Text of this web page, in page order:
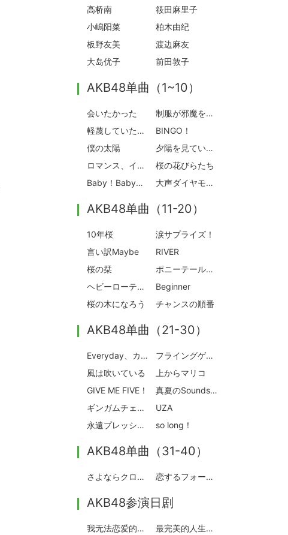
高桥南
筱田麻里子
小嶋阳菜
柏木由纪
板野友美
渡边麻友
大岛优子
前田敦子
AKB48单曲（1~10）
会いたかった
制服が邪魔をする
軽蔑していた愛情
BINGO！
僕の太陽
夕陽を見ているか？
ロマンス、イラネ
桜の花びらたち
Baby！Baby！Baby！
大声ダイヤモンド
AKB48单曲（11-20）
10年桜
涙サプライズ！
言い訳Maybe
RIVER
桜の栞
ポニーテールとシュシュ
ヘビーローテーション
Beginner
桜の木になろう
チャンスの順番
AKB48单曲（21-30）
Everyday、カチューシャ
フライングゲット
風は吹いている
上からマリコ
GIVE ME FIVE！
真夏のSounds good！
ギンガムチェック
UZA
永遠プレッシャー
so long！
AKB48单曲（31-40）
さよならクロール 恋するフォーチュンクッキー
AKB48参演日剧
我无法恋爱的理由
最完美的人生终点